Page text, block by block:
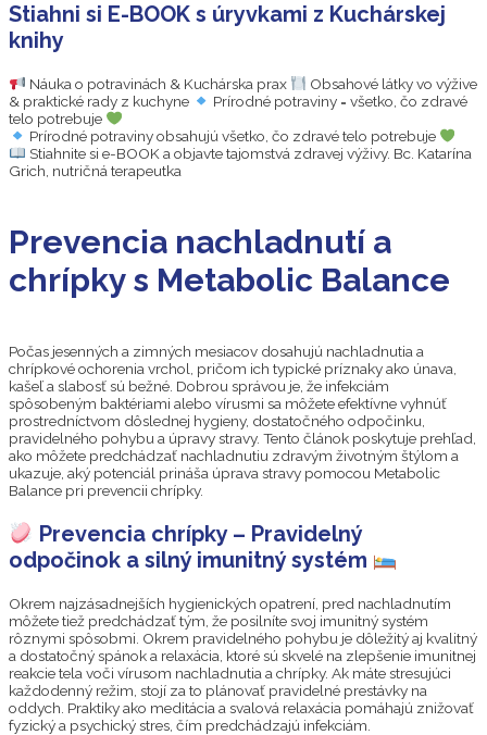
Stiahni si E-BOOK s úryvkami z Kuchárskej
knihy
Náuka o potravinách & Kuchárska prax
Obsahové látky vo výžive
& praktické rady z kuchyne
Prírodné potraviny = všetko, čo zdravé
telo potrebuje
Prírodné potraviny obsahujú všetko, čo zdravé telo potrebuje
Stiahnite si e-BOOK a objavte tajomstvá zdravej výživy. Bc. Katarína
Grich, nutričná terapeutka
Prevencia nachladnutí a
chrípky s Metabolic Balance
Počas jesenných a zimných mesiacov dosahujú nachladnutia a
chrípkové ochorenia vrchol, pričom ich typické príznaky ako únava,
kašeľ a slabosť sú bežné. Dobrou správou je, že infekciám
spôsobeným baktériami alebo vírusmi sa môžete efektívne vyhnúť
prostredníctvom dôslednej hygieny, dostatočného odpočinku,
pravidelného pohybu a úpravy stravy. Tento článok poskytuje prehľad,
ako môžete predchádzať nachladnutiu zdravým životným štýlom a
ukazuje, aký potenciál prináša úprava stravy pomocou Metabolic
Balance pri prevencii chrípky.
Prevencia chrípky – Pravidelný
odpočinok a silný imunitný systém
Okrem najzásadnejších hygienických opatrení, pred nachladnutím
môžete tiež predchádzať tým, že posilníte svoj imunitný systém
rôznymi spôsobmi. Okrem pravidelného pohybu je dôležitý aj kvalitný
a dostatočný spánok a relaxácia, ktoré sú skvelé na zlepšenie imunitnej
reakcie tela voči vírusom nachladnutia a chrípky. Ak máte stresujúci
každodenný režim, stojí za to plánovať pravidelné prestávky na
oddych. Praktiky ako meditácia a svalová relaxácia pomáhajú znižovať
fyzický a psychický stres, čím predchádzajú infekciám.